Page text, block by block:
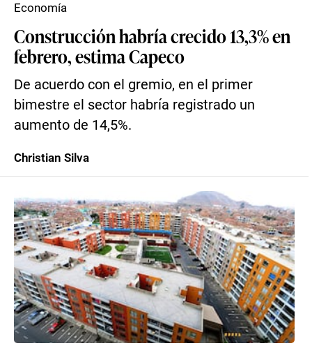
Construcción habría crecido 13,3% en
febrero, estima Capeco
De acuerdo con el gremio, en el primer
bimestre el sector habría registrado un
aumento de 14,5%.
Economía
Christian Silva